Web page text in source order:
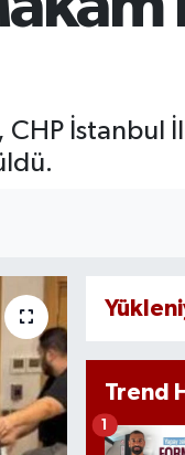
İstanbul İl
Trend
1